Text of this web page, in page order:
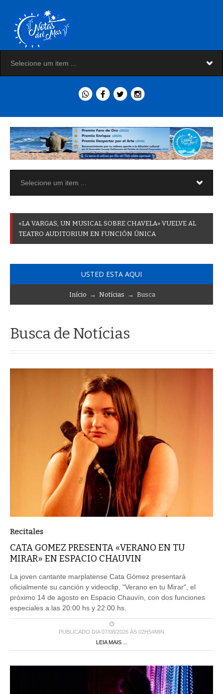
«LA VARGAS UN MUSICAL SOBRE CHAVELA» VUELVE AL
TEATRO AUDITORIUM EN FUNCIÓN ÚNICA
USTED ESTA AQUI
Início → Notícias → Busca
Busca de Notícias
Recitales
CATA GOMEZ PRESENTA «VERANO EN TU
MIRAR» EN ESPACIO CHAUVIN
La joven cantante marplatense Cata Gómez presentará
oficialmente su canción y videoclip, "Verano en tu Mirar", el
próximo 14 de agosto en Espacio Chauvín, con dos funciones
especiales a las 20:00 hs y 22:00 hs.
PUBLICADO DIA 07/08/2026 ÀS 02H54MIN
LEIA MAIS ...